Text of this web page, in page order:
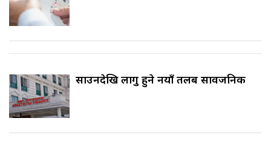
साउनदेखि लागु हुने नयाँ तलब सार्वजनिक